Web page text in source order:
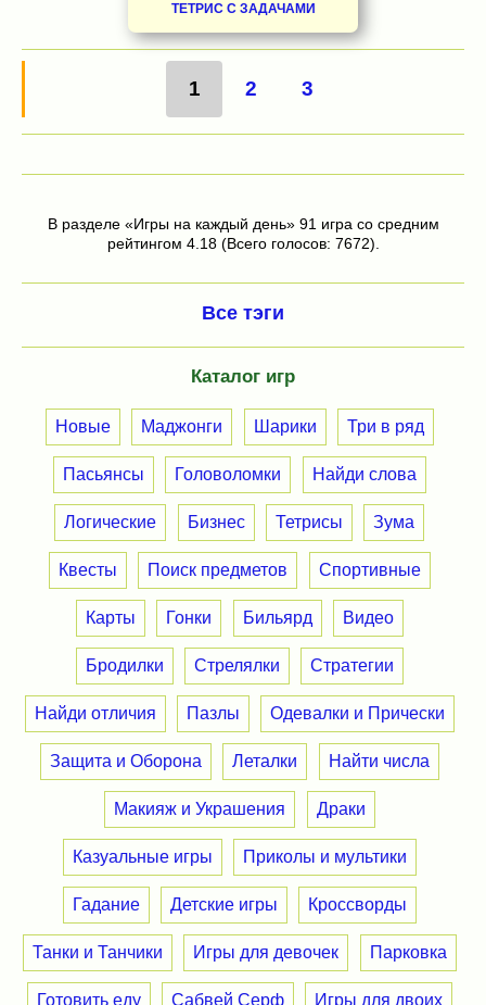
ТЕТРИС С ЗАДАЧАМИ
1 2 3
В разделе «Игры на каждый день» 91 игра со средним
рейтингом 4.18 (Всего голосов: 7672).
Все тэги
Каталог игр
Новые Маджонги Шарики Три в ряд
Пасьянсы Головоломки Найди слова
Логические Бизнес Тетрисы Зума
Квесты Поиск предметов Спортивные
Карты Гонки Бильярд Видео
Бродилки Стрелялки Стратегии
Найди отличия Пазлы Одевалки и Прически
Защита и Оборона Леталки Найти числа
Макияж и Украшения Драки
Казуальные игры Приколы и мультики
Гадание Детские игры Кроссворды
Танки и Танчики Игры для девочек Парковка
Готовить еду Сабвей Серф Игры для двоих